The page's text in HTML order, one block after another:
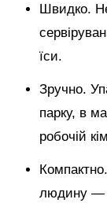
Швидко.
їси.
Зручно.
парку, в
робочій
людину —